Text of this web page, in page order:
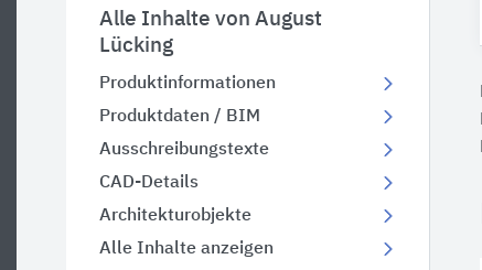
Alle Inhalte von August
Lücking
Produktinformationen
Produktdaten / BIM
Ausschreibungstexte
CAD-Details
Architekturobjekte
Alle Inhalte anzeigen